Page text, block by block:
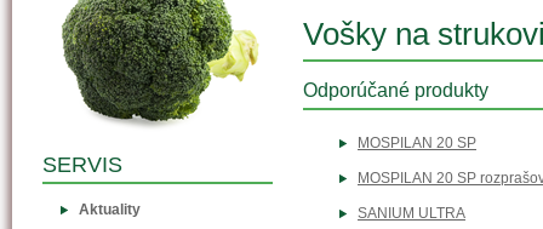
Vošky na
Odporúčané produkty
MOSPILAN 20 SP
MOSPILAN 20 SP
SANIUM ULTRA
SERVIS
Aktuality